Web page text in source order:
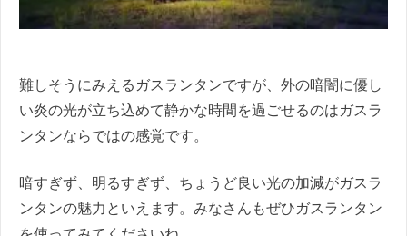
難しそうにみえるガスランタンですが、外の暗闇に優し
い炎の光が立ち込めて静かな時間を過ごせるのはガスラ
ンタンならではの感覚です。
暗すぎず、明るすぎず、ちょうど良い光の加減がガスラ
ンタンの魅力といえます。みなさんもぜひガスランタン